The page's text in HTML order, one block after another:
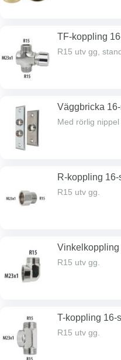
TF-koppling
R15 utv gg,
Väggbricka
Med rörlig
R-koppling 16-
R15 utv gg.
Vinkelkoppling
R15 utv gg.
T-koppling 16-
R15 utv gg.